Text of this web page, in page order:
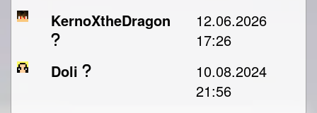
KernoXtheDragon
12.06.2026
17:26
Doli
10.08.2024
21:56